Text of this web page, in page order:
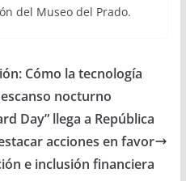
del Museo del Prado.
Cómo la tecnología
nocturno
Day” llega a República
acciones en favor
e inclusión financiera